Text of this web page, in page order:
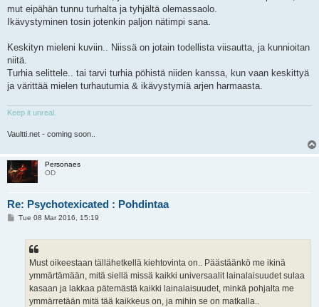
mut eipähän tunnu turhalta ja tyhjältä olemassaolo.
Ikävystyminen tosin jotenkin paljon nätimpi sana.
Keskityn mieleni kuviin.. Niissä on jotain todellista viisautta, ja kunnioitan
niitä.
Turhia selittele.. tai tarvi turhia pöhistä niiden kanssa, kun vaan keskittyä
ja värittää mielen turhautumia & ikävystymiä arjen harmaasta.
Keep it unreal.
Vaultti.net - coming soon..
Personaes
OD
Re: Psychotexicated : Pohdintaa
PTue 08 Mar 2016, 15:19
Must oikeestaan tällähetkellä kiehtovinta on.. Päästäänkö me ikinä
ymmärtämään, mitä siellä missä kaikki universaalit lainalaisuudet sulaa
kasaan ja lakkaa pätemästä kaikki lainalaisuudet, minkä pohjalta me
ymmärretään mitä tää kaikkeus on, ja mihin se on matkalla..